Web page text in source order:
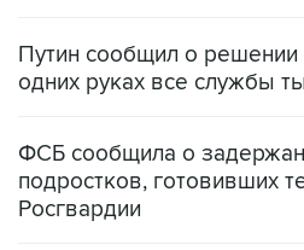
Путин сообщил о решении
одних руках все службы
ФСБ сообщила о
подростков, готовивших
Росгвардии